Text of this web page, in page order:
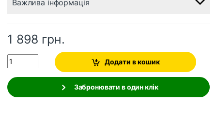
Важлива інформація
1 898 грн.
Quantity
Додати в кошик
Забронювати в один клік